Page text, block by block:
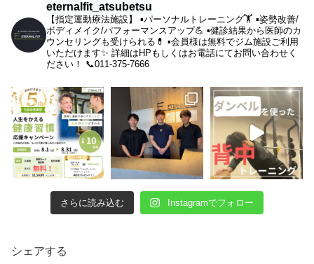
eternalfit_atsubetsu
【指定運動療法施設】 ▪︎パーソナルトレーニング🏋️ ▪︎姿勢改善/
ボディメイク/パフォーマンスアップ💪 ▪︎健診結果から医師のカ
ウンセリングも受けられる💊 ▪︎会員様は無料でジム施設ご利用
いただけます✨ 詳細はHPもしくはお電話にてお問い合わせく
ださい！
📞011-375-7666
さらに読み込む Instagramでフォロー
シェアする